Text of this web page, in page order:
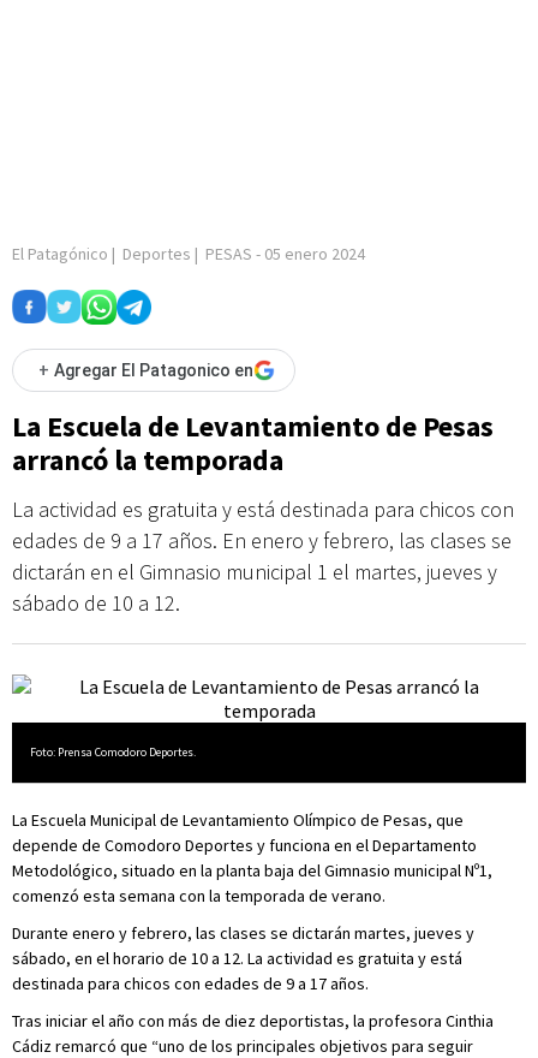
El Patagónico | Deportes | PESAS - 05 enero 2024
+ Agregar El Patagonico en
La Escuela de Levantamiento de Pesas
arrancó la temporada
La actividad es gratuita y está destinada para chicos con
edades de 9 a 17 años. En enero y febrero, las clases se
dictarán en el Gimnasio municipal 1 el martes, jueves y
sábado de 10 a 12.
Foto: Prensa Comodoro Deportes.
La Escuela Municipal de Levantamiento Olímpico de Pesas, que
depende de Comodoro Deportes y funciona en el Departamento
Metodológico, situado en la planta baja del Gimnasio municipal Nº1,
comenzó esta semana con la temporada de verano.
Durante enero y febrero, las clases se dictarán martes, jueves y
sábado, en el horario de 10 a 12. La actividad es gratuita y está
destinada para chicos con edades de 9 a 17 años.
Tras iniciar el año con más de diez deportistas, la profesora Cinthia
Cádiz remarcó que “uno de los principales objetivos para seguir